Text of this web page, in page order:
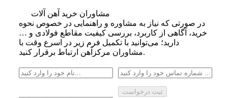
مشاوران خرید آهن آلات
در صورتی که نیاز به مشاوره و راهنمایی در خصوص نحوه
خرید، آگاهی از کاربرد، بررسی کیفیت مقاطع فولادی و …
دارید؛ می‌توانید با تکمیل فرم زیر در اسرع وقت با
مشاوران مرکزآهن ارتباط برقرار کنید.
ثبت درخواست